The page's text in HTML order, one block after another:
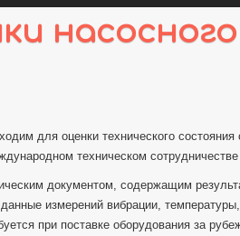
насосного
для оценки технического состояния
техническом сотрудничестве
документом, содержащим
измерений вибрации,
при поставке оборудования за